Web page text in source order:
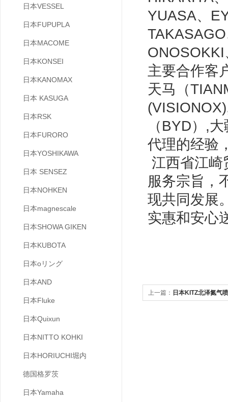
日本VESSEL
日本FUPUPLA
日本MACOME
日本KONSEI
日本KANOMAX
日本 KASUGA
日本RSK
日本FURORO
日本YOSHIKAWA
日本 SENSEZ
日本NOHKEN
日本magnescale
日本SHOWA GIKEN
日本KUBOTA
日本oリング
日本AND
日本Fluke
日本Quixun
日本NITTO KOHKI
日本HORIUCHI堀内
德国格罗茨
日本Yamaha
YUASA、
主要合作客
天马（
（BYD）,
代理的经验
江西省江崎
服务宗旨，
现共同发展
实惠和安心
上一篇： 日本KITZ北泽氮气